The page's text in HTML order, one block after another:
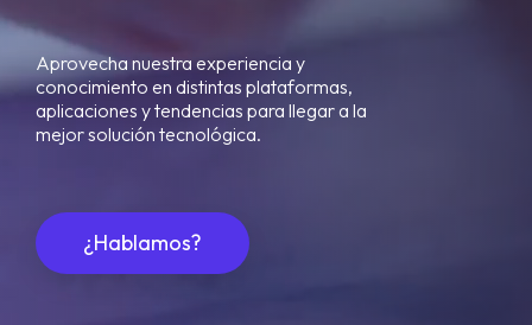
Aprovecha nuestra experiencia y
conocimiento en distintas plataformas,
aplicaciones y tendencias para llegar a la
mejor solución tecnológica.
¿Hablamos?